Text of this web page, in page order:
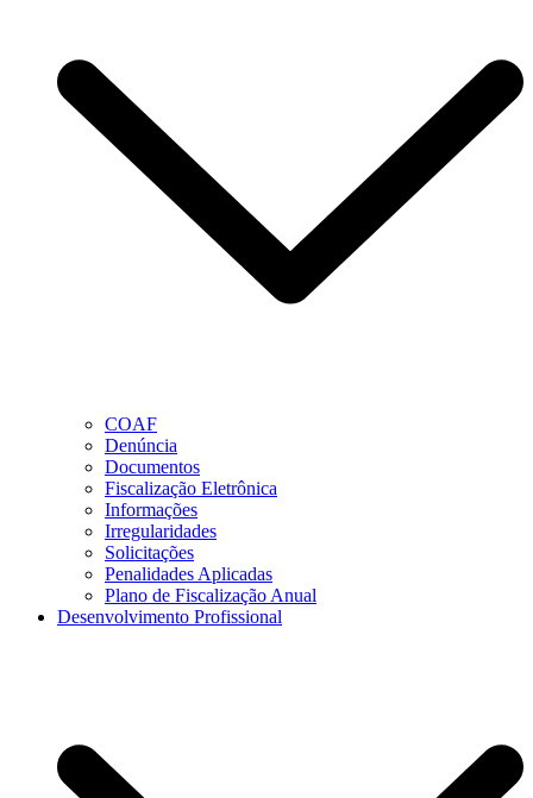
COAF
Denúncia
Documentos
Fiscalização Eletrônica
Informações
Irregularidades
Solicitações
Penalidades Aplicadas
Plano de Fiscalização Anual
Desenvolvimento Profissional